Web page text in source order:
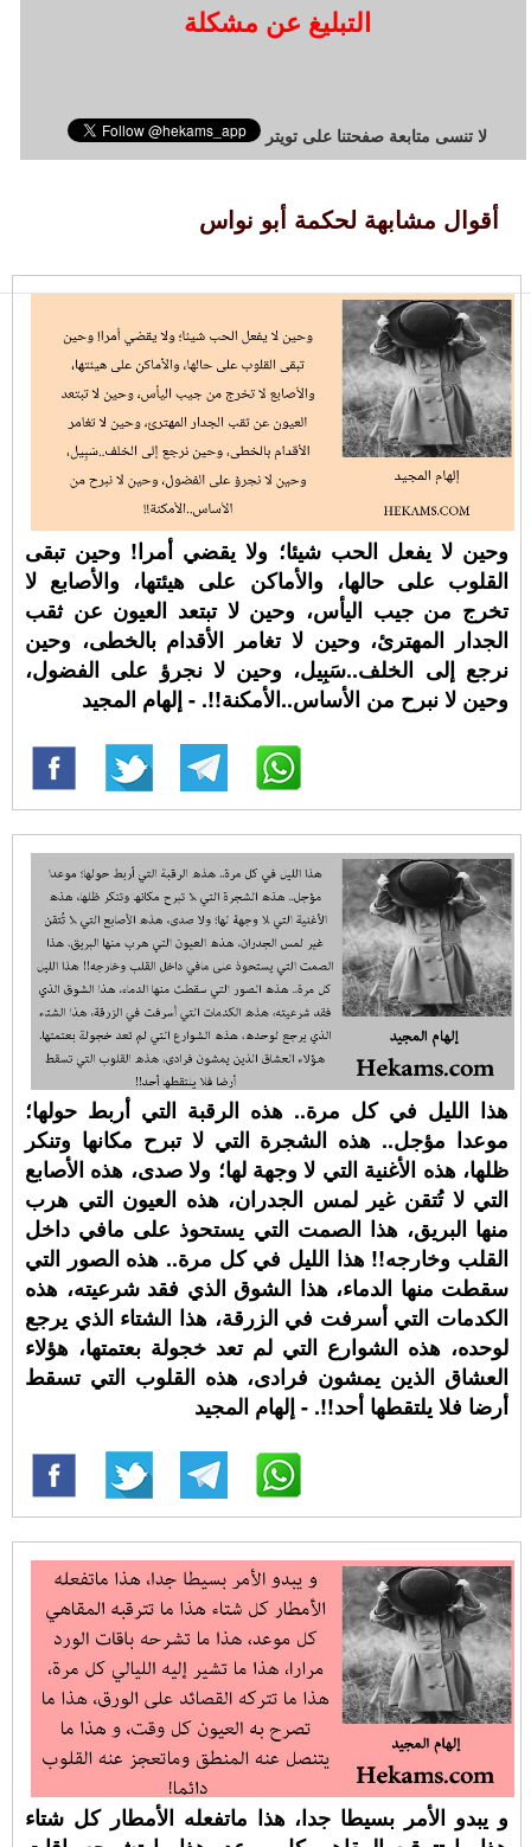
التبليغ عن مشكلة
لا تنسى متابعة صفحتنا على تويتر
أقوال مشابهة لحكمة أبو نواس
وحين لا يفعل الحب شيئا؛ ولا يقضي أمرا! وحين تبقى
القلوب على حالها، والأماكن على هيئتها، والأصابع لا
تخرج من جيب اليأس، وحين لا تبتعد العيون عن ثقب
الجدار المهترئ، وحين لا تغامر الأقدام بالخطى، وحين
نرجع إلى الخلف..سَبِيل، وحين لا نجرؤ على الفضول،
وحين لا نبرح من الأساس..الأمكنة!!. - إلهام المجيد
هذا الليل في كل مرة.. هذه الرقبة التي أربط حولها؛
موعدا مؤجل.. هذه الشجرة التي لا تبرح مكانها وتنكر
ظلها، هذه الأغنية التي لا وجهة لها؛ ولا صدى، هذه الأصابع
التي لا تُتقن غير لمس الجدران، هذه العيون التي هرب
منها البريق، هذا الصمت التي يستحوذ على مافي داخل
القلب وخارجه!! هذا الليل في كل مرة.. هذه الصور التي
سقطت منها الدماء، هذا الشوق الذي فقد شرعيته، هذه
الكدمات التي أسرفت في الزرقة، هذا الشتاء الذي يرجع
لوحده، هذه الشوارع التي لم تعد خجولة بعتمتها، هؤلاء
العشاق الذين يمشون فرادى، هذه القلوب التي تسقط
أرضا فلا يلتقطها أحد!!. - إلهام المجيد
و يبدو الأمر بسيطا جدا، هذا ماتفعله الأمطار كل شتاء